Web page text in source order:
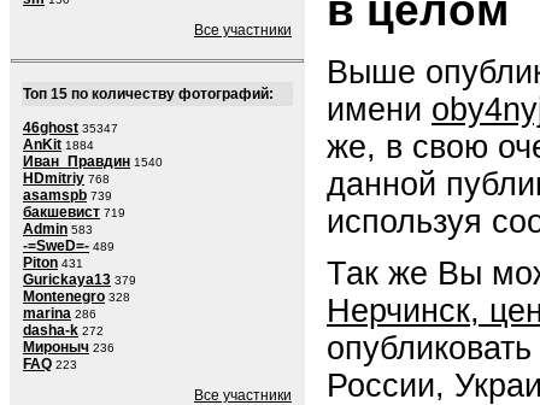
Все участники
Топ 15 по количеству фотографий:
46ghost 35347
AnKit 1884
Иван_Правдин 1540
HDmitriy 768
asamspb 739
бакшевист 719
Admin 583
-=SweD=- 489
Piton 431
Gurickaya13 379
Montenegro 328
marina 286
dasha-k 272
Мироныч 236
FAQ 223
Все участники
в целом
Выше
имени
же, в свою
данной
используя
Так же Вы
Нерчинск,
России,